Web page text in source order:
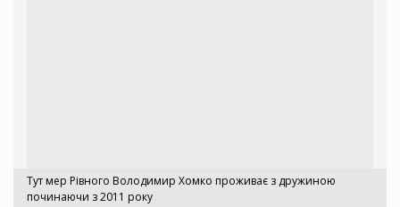
Тут мер Рівного Володимир Хомко проживає з дружиною
починаючи з 2011 року